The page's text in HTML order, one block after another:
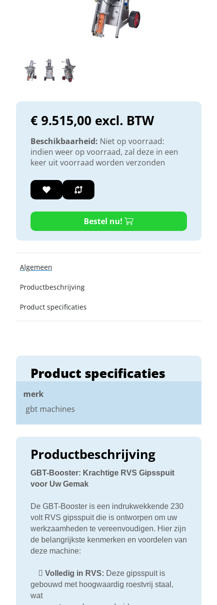
Productbeschrijving
GBT-Booster: Krachtige RVS Gipsspuit
voor Uw Gemak
De GBT-Booster is een indrukwekkende 230
volt RVS gipsspuit die is ontworpen om uw
werkzaamheden te vereenvoudigen. Hier zijn
de belangrijkste kenmerken en voordelen van
deze machine:
 Volledig in RVS: Deze gipsspuit is
gebouwd met hoogwaardig roestvrij staal,
wat
Product specificaties
merk
gbt machines
€ 9.515,00 excl. BTW
Beschikbaarheid: Niet op voorraad:
indien weer op voorraad, zal deze in een
keer uit voorraad worden verzonden
Bestel nu!
Algemeen
Productbeschrijving
Product specificaties